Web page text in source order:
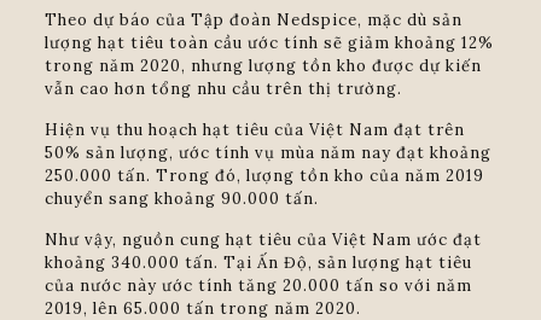
Theo dự báo của Tập đoàn Nedspice, mặc dù sản
lượng hạt tiêu toàn cầu ước tính sẽ giảm khoảng 12%
trong năm 2020, nhưng lượng tồn kho được dự kiến
vẫn cao hơn tổng nhu cầu trên thị trường.
Hiện vụ thu hoạch hạt tiêu của Việt Nam đạt trên
50% sản lượng, ước tính vụ mùa năm nay đạt khoảng
250.000 tấn. Trong đó, lượng tồn kho của năm 2019
chuyển sang khoảng 90.000 tấn.
Như vậy, nguồn cung hạt tiêu của Việt Nam ước đạt
khoảng 340.000 tấn. Tại Ấn Độ, sản lượng hạt tiêu
của nước này ước tính tăng 20.000 tấn so với năm
2019, lên 65.000 tấn trong năm 2020.